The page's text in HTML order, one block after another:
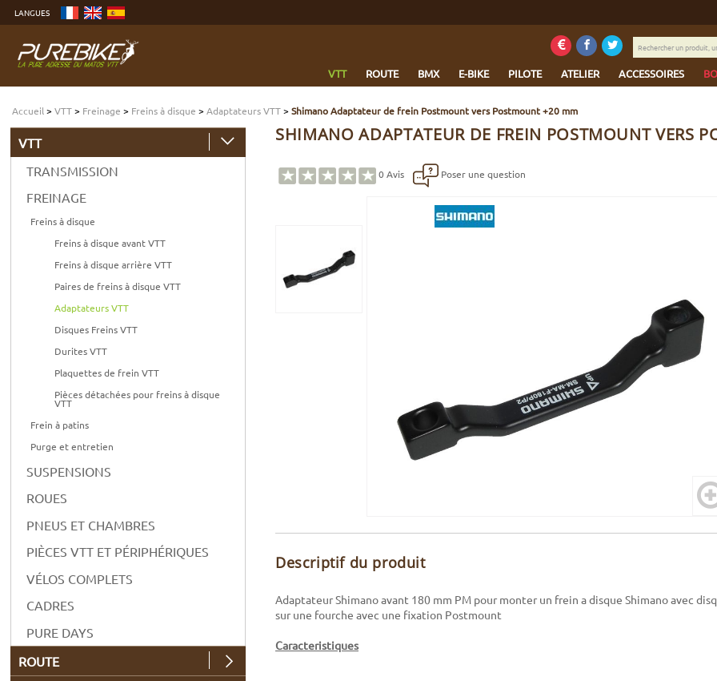
contenu
menu
Aller
LANGUES
VTT ROUTE BMX E-BIKE PILOTE ATELIER ACCESSOIRES
Rechercher
un
une
marque...
Accueil >VTT> Freinage > Freins à disque >Adaptateurs VTT>Shimano Adaptateur de frein Postmount vers Postmount +20 mm
SHIMANO ADAPTATEUR DE FREIN POSTMOUNT VERS
0 Avis Poser une question
Descriptif du produit
Adaptateur Shimano avant 180 mm PM pour monter un frein a disque Shimano avec
sur une fourche avec une fixation Postmount
Caracteristiques
VTT
TRANSMISSION
FREINAGE
Freins à disque
Freins à disque avant VTT
Freins à disque arrière VTT
Paires de freins à disque VTT
Adaptateurs VTT
Disques Freins VTT
Durites VTT
Plaquettes de frein VTT
Pièces détachées pour freins à disque
VTT
Frein à patins
Purge et entretien
SUSPENSIONS
ROUES
PNEUS ET CHAMBRES
PIÈCES VTT ET PÉRIPHÉRIQUES
VÉLOS COMPLETS
CADRES
PURE DAYS
ROUTE